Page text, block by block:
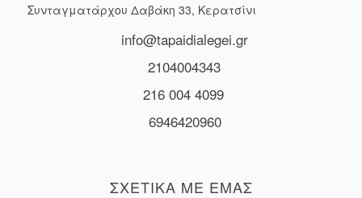
Συνταγματάρχου Δαβάκη 33, Κερατσίνι
info@tapaidialegei.gr
2104004343
216 004 4099
6946420960
ΣΧΕΤΙΚΑ ΜΕ ΕΜΑΣ